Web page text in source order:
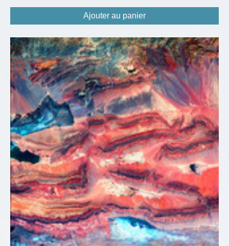
Ajouter au panier